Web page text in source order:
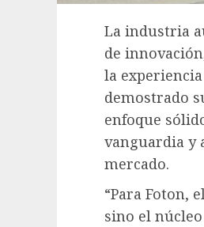
La industria
de
la
demostrado
enfoque
vanguardia y
mercado.
“Para Foton,
sino el